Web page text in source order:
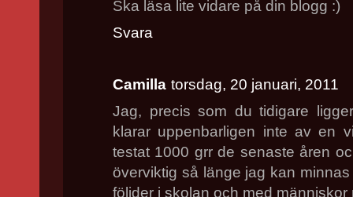
Ska läsa lite vidare på din blogg :)
Svara
Camilla torsdag, 20 januari, 2011
Jag, precis som du tidigare
klarar uppenbarligen inte av en
testat 1000 grr de senaste åren
överviktig så länge jag kan
följder i skolan och med människor